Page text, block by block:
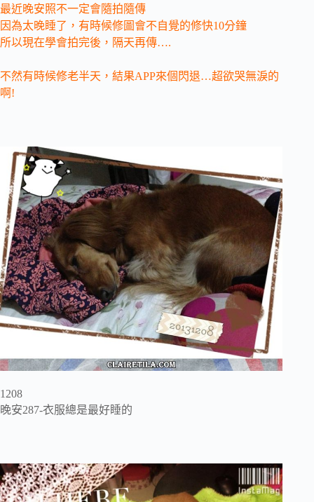
最近晚安照不一定會隨拍隨傳
因為太晚睡了，有時候修圖會不自覺的修快10分鐘
所以現在學會拍完後，隔天再傳….
不然有時候修老半天，結果APP來個閃退…超欲哭無淚的
啊!
1208
晚安287-衣服總是最好睡的